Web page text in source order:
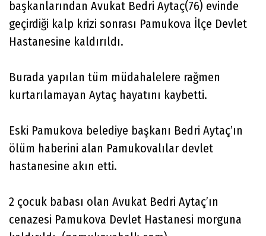
başkanlarından Avukat Bedri Aytaç(76) evinde
geçirdiği kalp krizi sonrası Pamukova İlçe Devlet
Hastanesine kaldırıldı.
Burada yapılan tüm müdahalelere rağmen
kurtarılamayan Aytaç hayatını kaybetti.
Eski Pamukova belediye başkanı Bedri Aytaç’ın
ölüm haberini alan Pamukovalılar devlet
hastanesine akın etti.
2 çocuk babası olan Avukat Bedri Aytaç’ın
cenazesi Pamukova Devlet Hastanesi morguna